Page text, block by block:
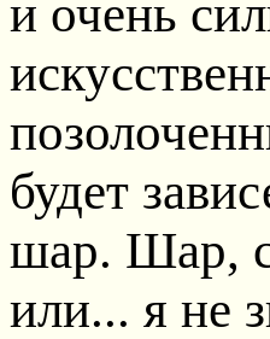
и очень
будет
шар. Шар,
или... я не